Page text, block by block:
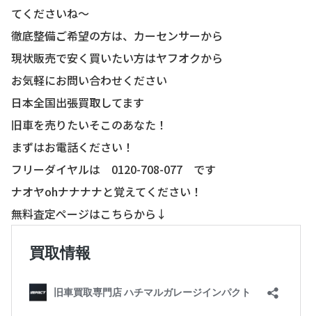
てくださいね〜
徹底整備ご希望の方は、カーセンサーから
現状販売で安く買いたい方はヤフオクから
お気軽にお問い合わせください
日本全国出張買取してます
旧車を売りたいそこのあなた！
まずはお電話ください！
フリーダイヤルは 0120-708-077 です
ナオヤohナナナナと覚えてください！
無料査定ページはこちらから↓